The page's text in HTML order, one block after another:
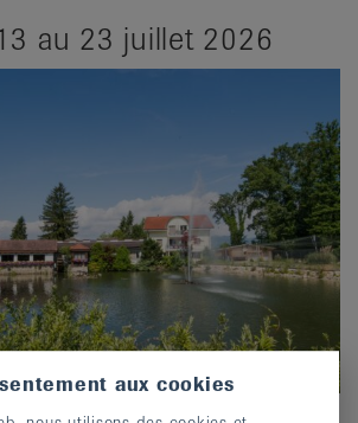
au 23 juillet 2026
aux cookies